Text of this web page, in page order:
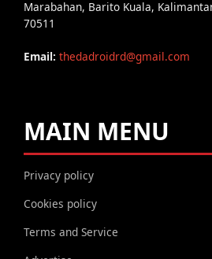
Marabahan, Barito Kuala,
70511
Email: thedadroidrd@gmail.com
MAIN MENU
Privacy policy
Cookies policy
Terms and Service